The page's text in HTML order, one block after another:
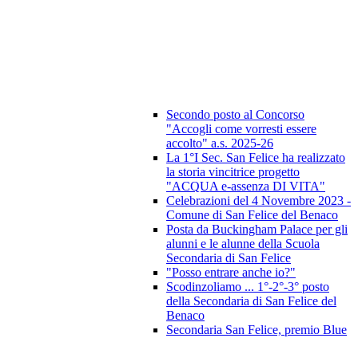
Secondo posto al Concorso
"Accogli come vorresti essere
accolto" a.s. 2025-26
La 1°I Sec. San Felice ha realizzato
la storia vincitrice progetto
"ACQUA e-assenza DI VITA"
Celebrazioni del 4 Novembre 2023 -
Comune di San Felice del Benaco
Posta da Buckingham Palace per gli
alunni e le alunne della Scuola
Secondaria di San Felice
"Posso entrare anche io?"
Scodinzoliamo ... 1°-2°-3° posto
della Secondaria di San Felice del
Benaco
Secondaria San Felice, premio Blue